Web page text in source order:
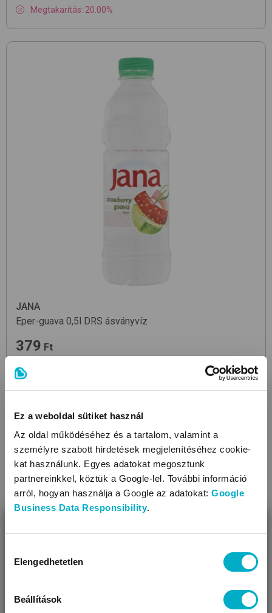
Ez a weboldal sütiket használ
Az oldal működéséhez és a tartalom, valamint a
személyre szabott hirdetések megjelenítéséhez cookie-
kat használunk. Egyes adatokat megosztunk
partnereinkkel, köztük a Google-lel. További információ
arról, hogyan használja a Google az adatokat: Google
Business Data Responsibility.
kiválasztása
Elengedhetetlen
Beállítások
Megtakarítás: 20.00%
JANA
Eper-guava 0,5l DRS ásványvíz
379 Ft
+ 50 Ft visszaváltási díj
Úgy látjuk, most jársz nálunk először!